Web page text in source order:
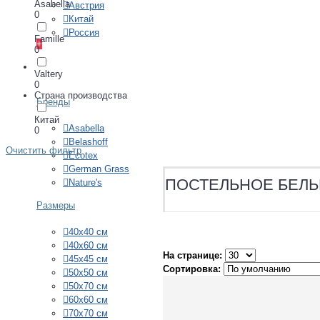
Австрия
Китай
Россия
+
ПОДУШКИ
Бренды
Asabella
Belashoff
Ecotex
German Grass
Nature's
Размеры
40х40 см
40х60 см
45х45 см
50х50 см
50х70 см
60х60 см
70х70 см
Asabella
0
Famille
0
Valtery
0
Страна производства
Китай
0
Очистить фильтр
ПОСТЕЛЬНОЕ
На странице:
Сортировка: